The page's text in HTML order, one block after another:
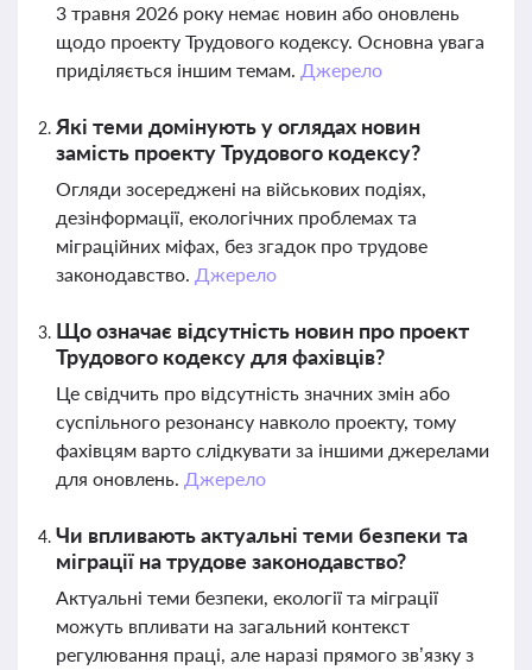
3 травня 2026 року немає новин або оновлень
щодо проекту Трудового кодексу. Основна увага
приділяється іншим темам. Джерело
Які теми домінують у оглядах новин
замість проекту Трудового кодексу?
Огляди зосереджені на військових подіях,
дезінформації, екологічних проблемах та
міграційних міфах, без згадок про трудове
законодавство. Джерело
Що означає відсутність новин про проект
Трудового кодексу для фахівців?
Це свідчить про відсутність значних змін або
суспільного резонансу навколо проекту, тому
фахівцям варто слідкувати за іншими джерелами
для оновлень. Джерело
Чи впливають актуальні теми безпеки та
міграції на трудове законодавство?
Актуальні теми безпеки, екології та міграції
можуть впливати на загальний контекст
регулювання праці, але наразі прямого зв’язку з